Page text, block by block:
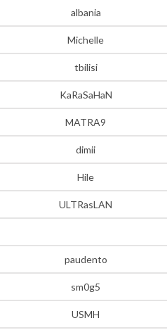
albania
Michelle
tbilisi
KaRaSaHaN
MATRA9
dimii
Hile
ULTRasLAN
paudento
sm0g5
USMH